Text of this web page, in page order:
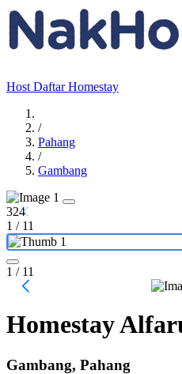
Host Daftar Homestay
/
Pahang
/
Gambang
324
1 / 11
1 / 11
Homestay
Gambang, Pahang